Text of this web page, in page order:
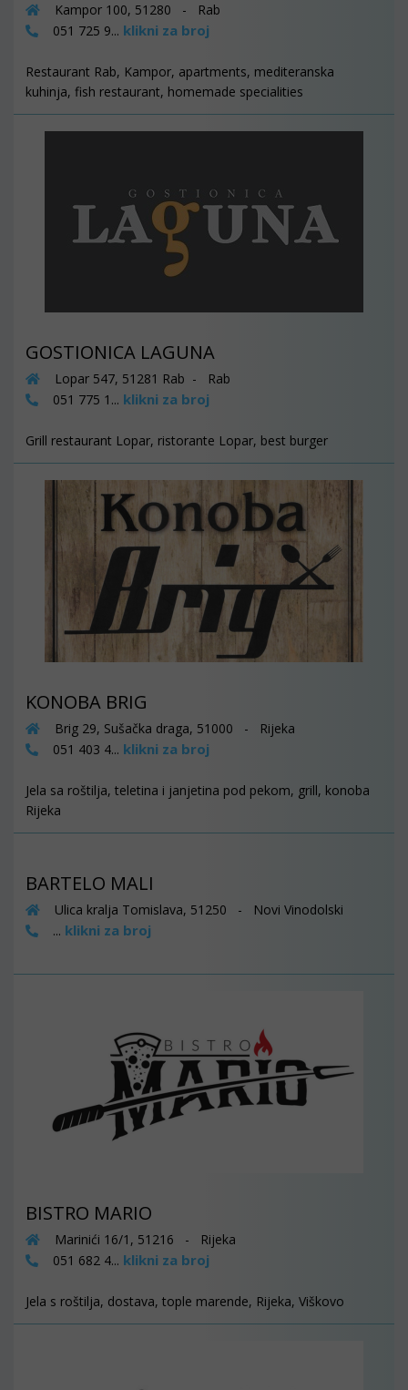
Kampor 100, 51280 - Rab
051 725 9... klikni za broj
Restaurant Rab, Kampor, apartments, mediteranska
kuhinja, fish restaurant, homemade specialities
GOSTIONICA LAGUNA
Lopar 547, 51281 Rab - Rab
051 775 1... klikni za broj
Grill restaurant Lopar, ristorante Lopar, best burger
KONOBA BRIG
Brig 29, Sušačka draga, 51000 - Rijeka
051 403 4... klikni za broj
Jela sa roštilja, teletina i janjetina pod pekom, grill, konoba
Rijeka
BARTELO MALI
Ulica kralja Tomislava, 51250 - Novi Vinodolski
... klikni za broj
BISTRO MARIO
Marinići 16/1, 51216 - Rijeka
051 682 4... klikni za broj
Jela s roštilja, dostava, tople marende, Rijeka, Viškovo